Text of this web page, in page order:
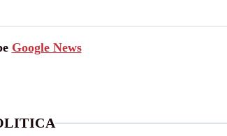
Google News